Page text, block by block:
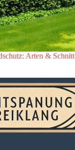
Arten & Schnitt